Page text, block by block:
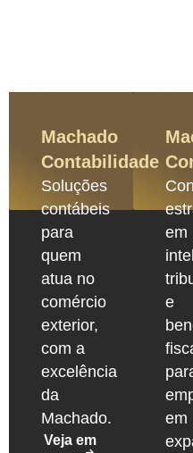
Machado
Contabilidade
Soluções
contábeis
para
quem
atua no
comércio
exterior,
com a
excelência
da
Machado.
Veja em
em
e
em